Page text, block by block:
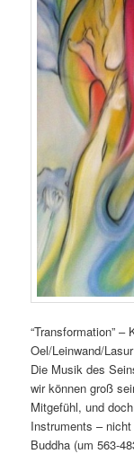
“Transformation”
Oel/Leinwand/Lasur
Die Musik des
wir können groß
Mitgefühl, und
Instruments –
Buddha (um 563-